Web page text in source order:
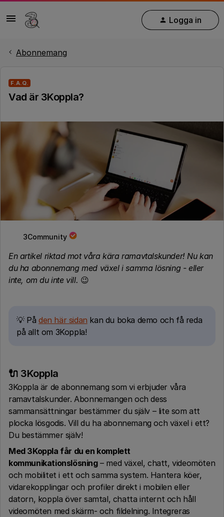
Logga in
Abonnemang
F.A.Q.
Vad är 3Koppla?
3Community
En artikel riktad mot våra kära ramavtalskunder! Nu kan
du ha abonnemang med växel i samma lösning - eller
inte, om du inte vill. 😉
💡 På den här sidan kan du boka demo och få reda
på allt om 3Koppla!
🔌 3Koppla
3Koppla är de abonnemang som vi erbjuder våra
ramavtalskunder. Abonnemangen och dess
sammansättningar bestämmer du själv – lite som att
plocka lösgodis. Vill du ha abonnemang och växel i ett?
Du bestämmer själv!
Med 3Koppla får du en komplett
kommunikationslösning– med växel, chatt, videomöten
och mobilitet i ett och samma system. Hantera köer,
vidarekopplingar och profiler direkt i mobilen eller
datorn, koppla över samtal, chatta internt och håll
videomöten med skärm- och fildelning. Integreras